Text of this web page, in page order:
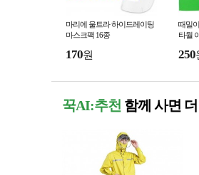
마리에 울트라 하이드레이팅
마스크팩 16종
170원
때밀
타월
250
꾹AI:추천 함께 사면